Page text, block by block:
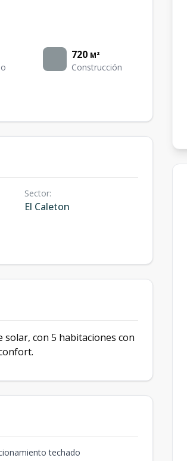
720 M²
Construcción
Sector:
El Caleton
solar, con 5 habitaciones con
techado